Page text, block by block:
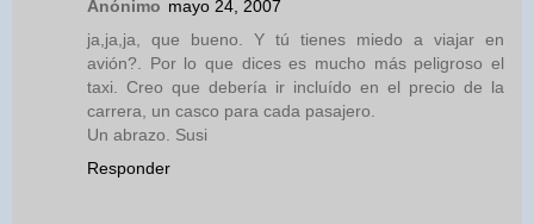
Anónimo mayo 24, 2007
ja,ja,ja, que bueno. Y tú tienes miedo a viajar en
avión?. Por lo que dices es mucho más peligroso el
taxi. Creo que debería ir incluído en el precio de la
carrera, un casco para cada pasajero.
Un abrazo. Susi
Responder